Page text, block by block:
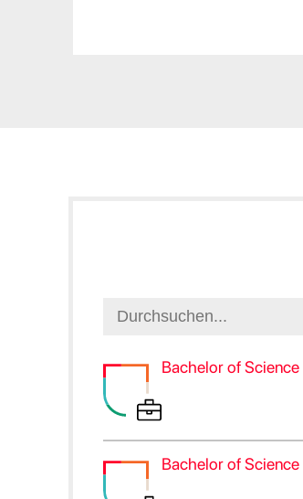
Bachelor of
Bachelor of